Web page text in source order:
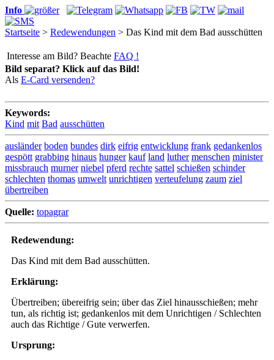
Info
Startseite > Redewendungen > Das Kind mit dem Bad ausschütten
Interesse am Bild? Beachte FAQ !
Bild separat? Klick auf das Bild!
Als E-Card versenden?
Keywords:
Kind mit Bad ausschütten
ausländer boden bundes dirk eifrig entwicklung frank gedankenlos
gespött grabbing hinaus hunger kauf land luther menschen minister
missbrauch murner niebel pferd rechte sattel schießen schinder
schlechten thomas umwelt unrichtigen verteufelung zaum ziel
übertreiben
Quelle: topagrar
Redewendung:
Das Kind mit dem Bad ausschütten.
Erklärung:
Übertreiben; übereifrig sein; über das Ziel hinausschießen; mehr
tun, als richtig ist; gedankenlos mit dem Unrichtigen / Schlechten
auch das Richtige / Gute verwerfen.
Ursprung: